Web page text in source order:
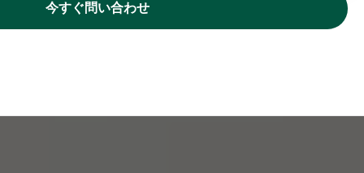
今すぐ問い合わせ